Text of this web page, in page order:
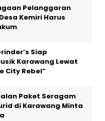
Pelanggaran
Kemiri Harus
Siap
Karawang Lewat
City Rebel”
Paket Seragam
di Karawang Minta